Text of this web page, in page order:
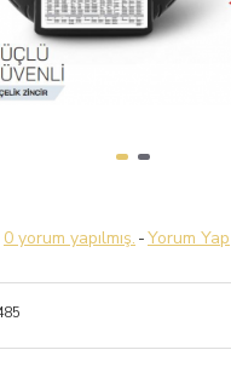
0 yorum yapılmış. -Yorum Yap